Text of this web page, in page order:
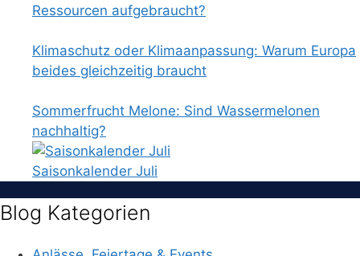
Ressourcen aufgebraucht?
Klimaschutz oder Klimaanpassung: Warum Europa
beides gleichzeitig braucht
Sommerfrucht Melone: Sind Wassermelonen
nachhaltig?
Saisonkalender Juli
Blog Kategorien